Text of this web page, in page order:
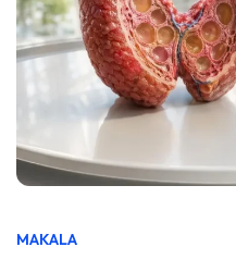
MAKALA